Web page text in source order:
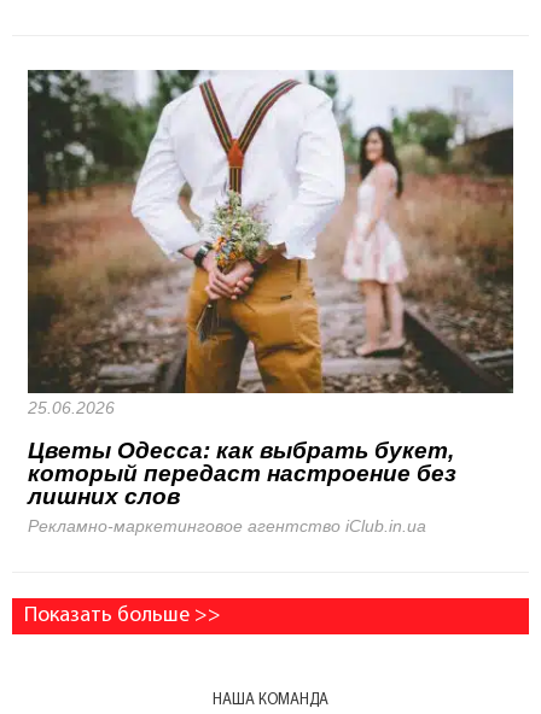
25.06.2026
Цветы Одесса: как выбрать букет,
который передаст настроение без
лишних слов
Рекламно-маркетинговое агентство iClub.in.ua
Показать больше >>
НАША КОМАНДА